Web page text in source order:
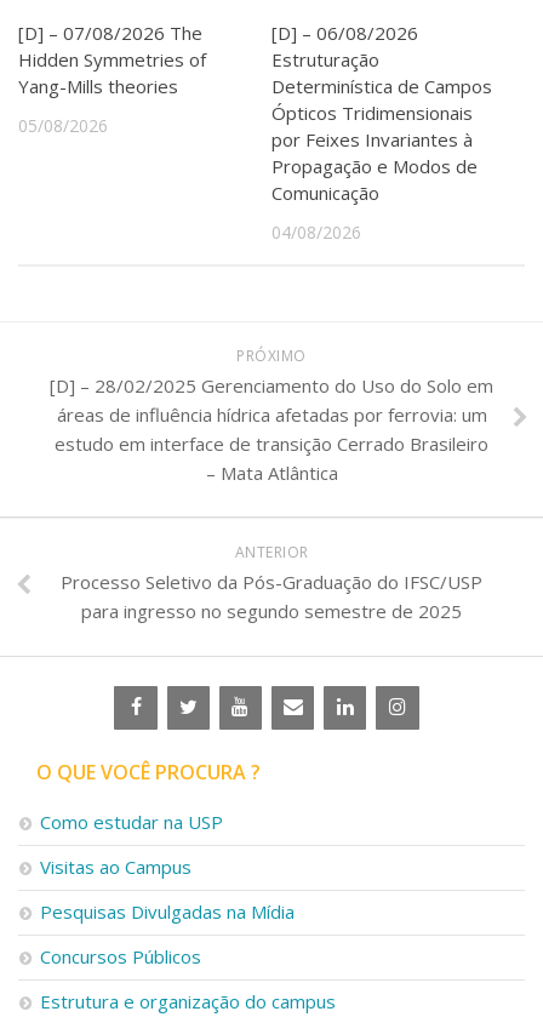
Agenda de Eventos
Defesa de Teses
[D] – 07/08/2026 The
Hidden Symmetries of
Yang-Mills theories
05/08/2026
[D] – 06/08/2026
Estruturação
Determinística de Campos
Ópticos Tridimensionais
por Feixes Invariantes à
Propagação e Modos de
Comunicação
04/08/2026
PRÓXIMO
[D] – 28/02/2025 Gerenciamento do Uso do Solo em
áreas de influência hídrica afetadas por ferrovia: um
estudo em interface de transição Cerrado Brasileiro
– Mata Atlântica
ANTERIOR
Processo Seletivo da Pós-Graduação do IFSC/USP
para ingresso no segundo semestre de 2025
O QUE VOCÊ PROCURA ?
Como estudar na USP
Visitas ao Campus
Pesquisas Divulgadas na Mídia
Concursos Públicos
Estrutura e organização do campus